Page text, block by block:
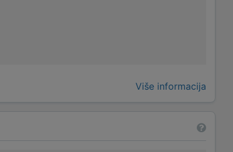
Više informacija